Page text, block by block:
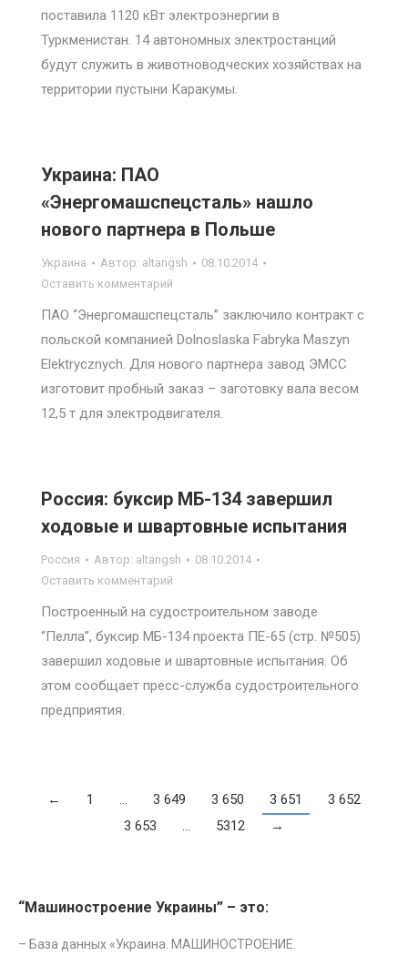
поставила 1120 кВт электроэнергии в
Туркменистан. 14 автономных электростанций
будут служить в животноводческих хозяйствах на
территории пустыни Каракумы.
Украина: ПАО
«Энергомашспецсталь» нашло
нового партнера в Польше
Украина Автор: altangsh
08.10.2014
Оставить комментарий
ПАО “Энергомашспецсталь” заключило контракт с
польской компанией Dolnoslaska Fabryka Maszyn
Elektrycznych. Для нового партнера завод ЭМСС
изготовит пробный заказ – заготовку вала весом
12,5 т для электродвигателя.
Россия: буксир МБ-134 завершил
ходовые и швартовные испытания
Россия Автор: altangsh
08.10.2014
Оставить комментарий
Построенный на судостроительном заводе
“Пелла”, буксир МБ-134 проекта ПЕ-65 (стр. №505)
завершил ходовые и швартовные испытания. Об
этом сообщает пресс-служба судостроительного
предприятия.
← 1 … 3 649 3 650 3 651
3 652
3 653
… 5312 →
“Машиностроение Украины” – это:
– База данных «Украина. МАШИНОСТРОЕНИЕ.